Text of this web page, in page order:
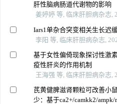
肝性脑病肠道代谢物的影响
姜婷婷 等, 临床肝胆病杂志,
Iars1单杂合突变相关生长迟
李阳 等, 临床肝胆病杂志,
基于女性偏倚现象探讨性激
疫性肝炎的作用机制
王海强 等, 临床肝胆病杂志,
芪黄健脾滋肾颗粒可改善小
少：基于ca2+/camkk2/